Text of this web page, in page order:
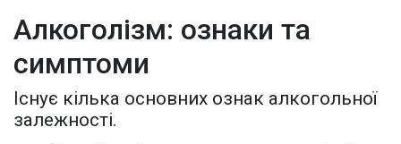
Алкоголізм: ознаки та
симптоми
Існує кілька основних ознак алкогольної
залежності.